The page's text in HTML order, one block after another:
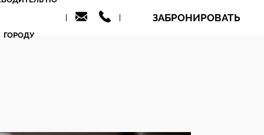
ГОРОДУ
ЗАБРОНИРОВАТЬ